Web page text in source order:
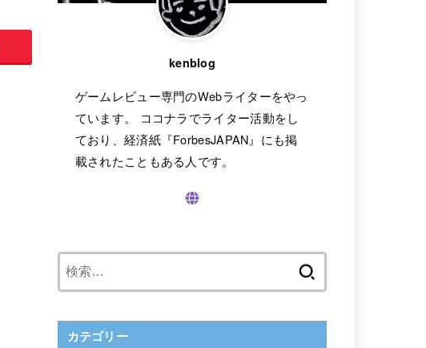
kenblog
ゲームレビュー専門のWebライターをやっ
ています。 ココナラでライター活動をし
ており、経済紙『ForbesJAPAN』にも掲
載されたこともある人です。
カテゴリー